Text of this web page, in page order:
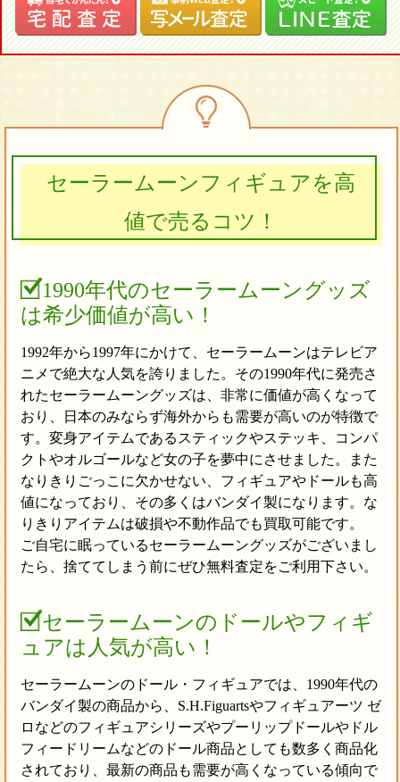
セーラームーンフィギュアを高
値で売るコツ！
1990年代のセーラームーングッズ
は希少価値が高い！
1992年から1997年にかけて、セーラームーンはテレビア
ニメで絶大な人気を誇りました。その1990年代に発売さ
れたセーラームーングッズは、非常に価値が高くなって
おり、日本のみならず海外からも需要が高いのが特徴で
す。変身アイテムであるスティックやステッキ、コンパ
クトやオルゴールなど女の子を夢中にさせました。また
なりきりごっこに欠かせない、フィギュアやドールも高
値になっており、その多くはバンダイ製になります。な
りきりアイテムは破損や不動作品でも買取可能です。
ご自宅に眠っているセーラームーングッズがございまし
たら、捨ててしまう前にぜひ無料査定をご利用下さい。
セーラームーンのドールやフィギ
ュアは人気が高い！
セーラームーンのドール・フィギュアでは、1990年代の
バンダイ製の商品から、S.H.Figuartsやフィギュアーツ ゼ
ロなどのフィギュアシリーズやプーリップドールやドル
フィードリームなどのドール商品としても数多く商品化
されており、最新の商品も需要が高くなっている傾向で